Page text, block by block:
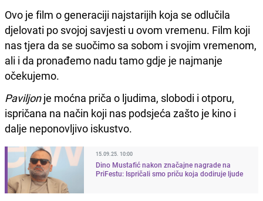
Ovo je film o generaciji najstarijih koja se odlučila
djelovati po svojoj savjesti u ovom vremenu. Film koji
nas tjera da se suočimo sa sobom i svojim vremenom,
ali i da pronađemo nadu tamo gdje je najmanje
očekujemo.
Paviljonje moćna priča o ljudima, slobodi i otporu,
ispričana na način koji nas podsjeća zašto je kino i
dalje neponovljivo iskustvo.
15.09.25. 10:00
Dino Mustafić nakon značajne nagrade na
PriFestu: Ispričali smo priču koja dodiruje ljude